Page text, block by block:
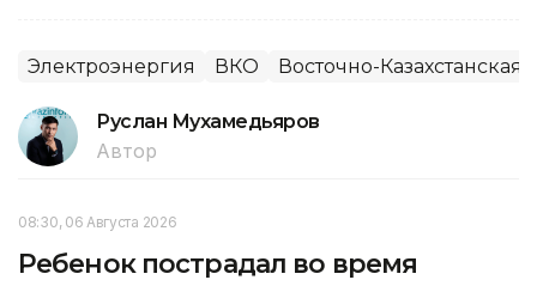
Электроэнергия ВКО Восточно-Казахстанская
Руслан Мухамедьяров
Автор
08:30, 06 Августа 2026
Ребенок пострадал во время